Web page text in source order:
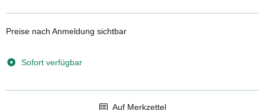
Preise nach Anmeldung sichtbar
Sofort verfügbar
Auf Merkzettel